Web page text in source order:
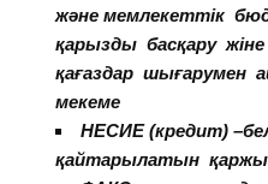
және мемлекеттік
қарызды басқару
қағаздар шығарумен
мекеме
НЕСИЕ (кредит)
қайтарылатын